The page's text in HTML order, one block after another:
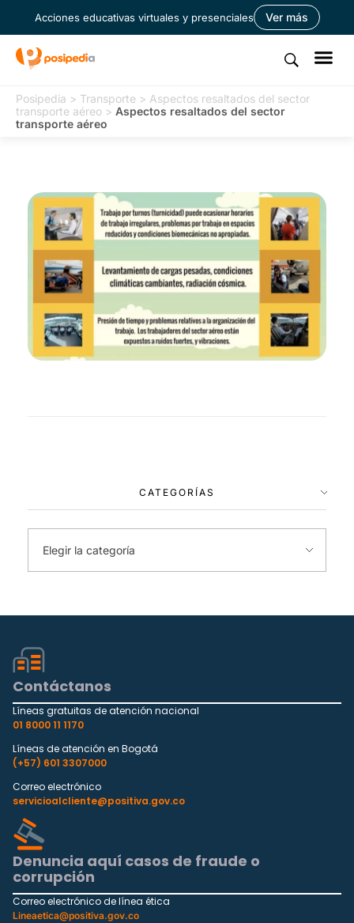
Acciones educativas virtuales y presenciales Ver más
Posipedia > Transporte > Aspectos resaltados del sector
transporte aéreo > Aspectos resaltados del sector
transporte aéreo
CATEGORÍAS
Contáctanos
Líneas gratuitas de atención nacional
01 8000 11 1170
Líneas de atención en Bogotá
(+57) 601 3307000
Correo electrónico
servicioalcliente@positiva.gov.co
Denuncia aquí casos de fraude o
corrupción
Correo electrónico de línea ética
Lineaetica@positiva.gov.co